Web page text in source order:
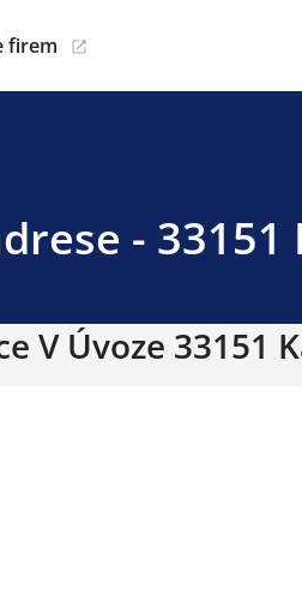
firem
- 33151
V Úvoze 33151